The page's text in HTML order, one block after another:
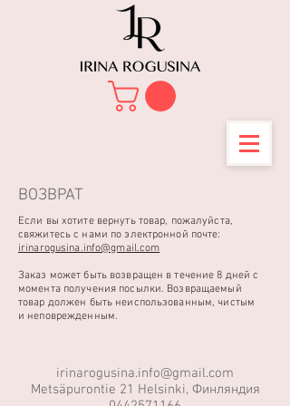
ВОЗВРАТ
Если вы хотите вернуть товар, пожалуйста,
свяжитесь с нами по электронной почте:
irinarogusina.info@gmail.com
Заказ может быть возвращен в течение 8 дней с
момента получения посылки. Возвращаемый
товар должен быть неиспользованным, чистым
и неповрежденным.
irinarogusina.info@gmail.com
Metsäpurontie 21 Helsinki, Финляндия